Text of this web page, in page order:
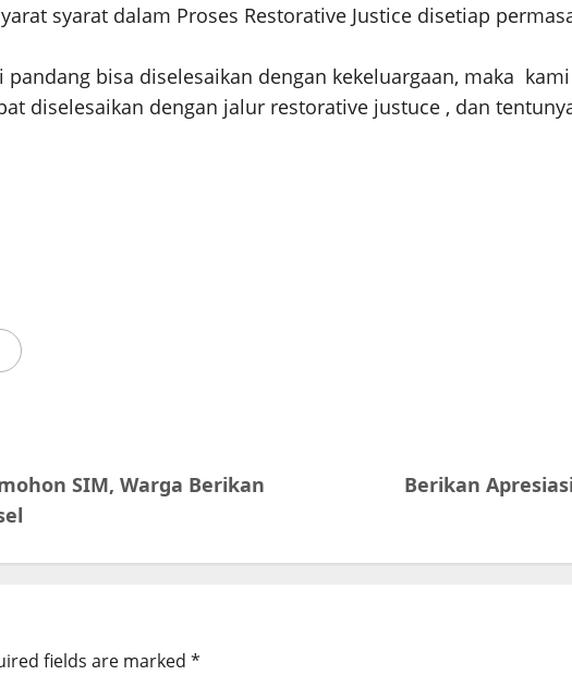
syarat dalam Proses Restorative Justice disetiap
pandang bisa diselesaikan dengan kekeluargaan, maka
diselesaikan dengan jalur restorative justuce , dan
SIM, Warga Berikan
Berikan
fields are marked *